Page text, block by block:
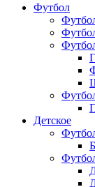
Футбол
Детское